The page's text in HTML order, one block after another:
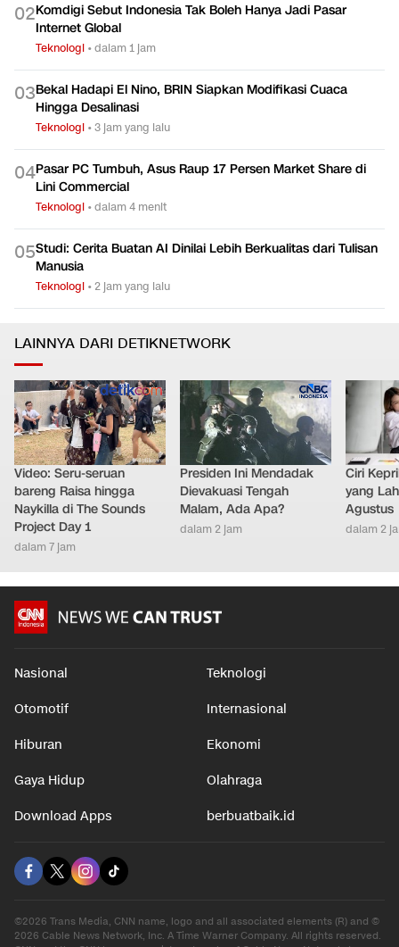
02Komdigi Sebut Indonesia Tak Boleh Hanya Jadi Pasar
Internet Global
Teknologi •dalam 1 jam
03Bekal Hadapi El Nino, BRIN Siapkan Modifikasi Cuaca
Hingga Desalinasi
Teknologi •3 jam yang lalu
04Pasar PC Tumbuh, Asus Raup 17 Persen Market Share di
Lini Commercial
Teknologi •dalam 4 menit
05Studi: Cerita Buatan AI Dinilai Lebih Berkualitas dari Tulisan
Manusia
Teknologi •2 jam yang lalu
LAINNYA DARI DETIKNETWORK
Video: Seru-seruan
bareng Raisa hingga
Naykilla di The Sounds
Project Day 1
dalam 7 jam
Presiden Ini Mendadak
Dievakuasi Tengah
Malam, Ada Apa?
dalam 2 jam
Ciri
yang
Agustus
dalam 2
Nasional Teknologi
Otomotif Internasional
Hiburan Ekonomi
Gaya Hidup Olahraga
Download Apps berbuatbaik.id
©2026 Trans Media, CNN name, logo and all associated elements (R) and ©
2026 Cable News Network, Inc. A Time Warner Company. All rights reserved.